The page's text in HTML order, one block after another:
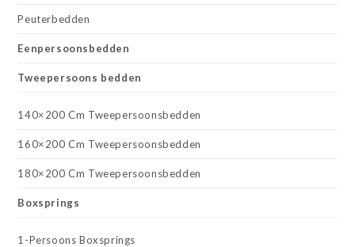
Peuterbedden
Eenpersoonsbedden
Tweepersoons bedden
140×200 Cm Tweepersoonsbedden
160×200 Cm Tweepersoonsbedden
180×200 Cm Tweepersoonsbedden
Boxsprings
1-Persoons Boxsprings